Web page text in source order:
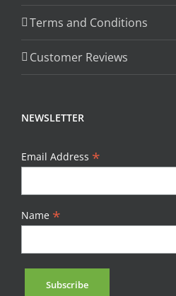
Terms and Conditions
Customer Reviews
NEWSLETTER
Email Address *
Name *